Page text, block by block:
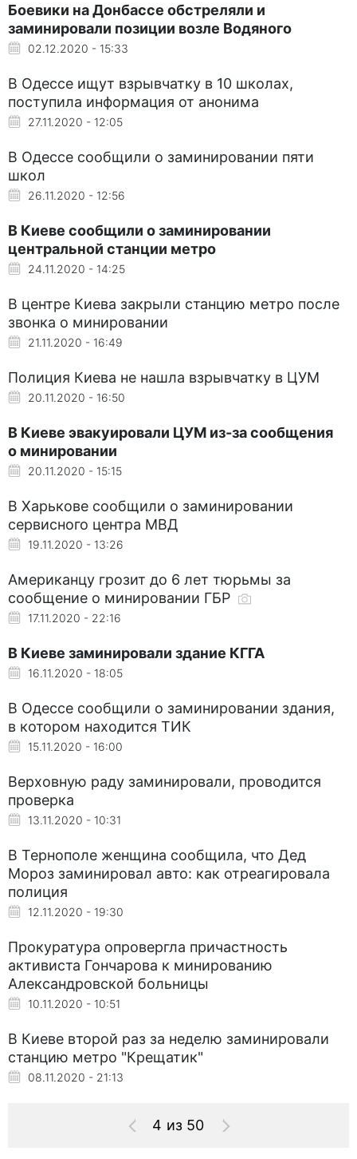
Боевики на Донбассе обстреляли и
заминировали позиции возле Водяного
02.12.2020 - 15:33
В Одессе ищут взрывчатку в 10 школах,
поступила информация от анонима
27.11.2020 - 12:05
В Одессе сообщили о заминировании пяти
школ
26.11.2020 - 12:56
В Киеве сообщили о заминировании
центральной станции метро
24.11.2020 - 14:25
В центре Киева закрыли станцию метро после
звонка о минировании
21.11.2020 - 16:49
Полиция Киева не нашла взрывчатку в ЦУМ
20.11.2020 - 16:50
В Киеве эвакуировали ЦУМ из-за сообщения
о минировании
20.11.2020 - 15:15
В Харькове сообщили о заминировании
сервисного центра МВД
19.11.2020 - 13:26
Американцу грозит до 6 лет тюрьмы за
сообщение о минировании ГБР
17.11.2020 - 22:16
В Киеве заминировали здание КГГА
16.11.2020 - 18:05
В Одессе сообщили о заминировании здания,
в котором находится ТИК
15.11.2020 - 16:00
Верховную раду заминировали, проводится
проверка
13.11.2020 - 10:31
В Тернополе женщина сообщила, что Дед
Мороз заминировал авто: как отреагировала
полиция
12.11.2020 - 19:30
Прокуратура опровергла причастность
активиста Гончарова к минированию
Александровской больницы
10.11.2020 - 10:51
В Киеве второй раз за неделю заминировали
станцию метро "Крещатик"
08.11.2020 - 21:13
4 из 50